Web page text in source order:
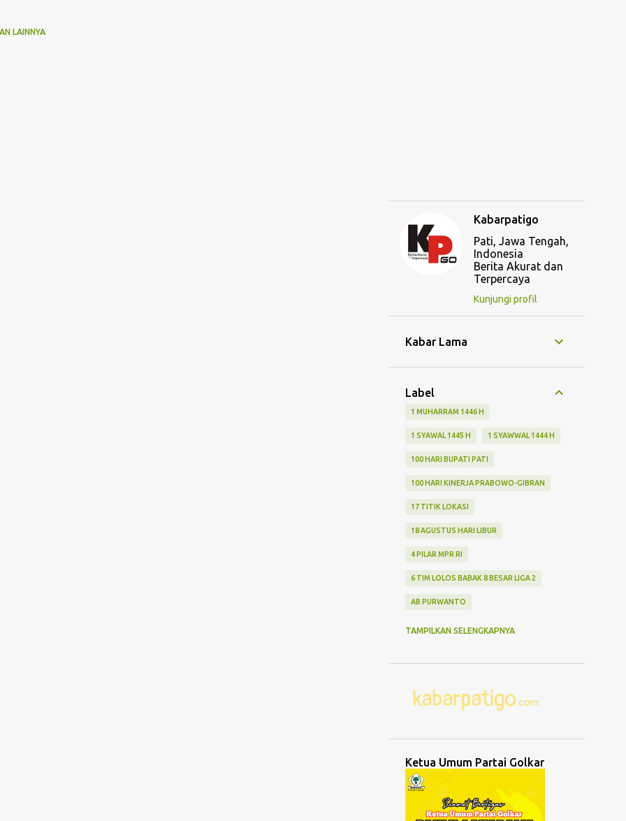
LAINNYA
Kabarpatigo
Pati, Jawa Tengah,
Indonesia
Berita Akurat dan
Terpercaya
Kunjungi profil
Kabar Lama
Label
1 MUHARRAM 1446 H
1 SYAWAL 1445 H 1 SYAWWAL 1444 H
100 HARI BUPATI PATI
100 HARI KINERJA PRABOWO-GIBRAN
17 TITIK LOKASI
18 AGUSTUS HARI LIBUR
4 PILAR MPR RI
6 TIM LOLOS BABAK 8 BESAR LIGA 2
AB PURWANTO
ABURIZAL BAKRIE ACMU
AGRO WISATA MELON
AGUNG DANARTO AGUNG LAKSONO
AGUS EKO WIBOWO
TAMPILKAN SELENGKAPNYA
Ketua Umum Partai Golkar